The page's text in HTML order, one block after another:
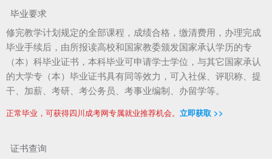
毕业要求
修完教学计划规定的全部课程，成绩合格，缴清费用，办理完成
毕业手续后，由所报读高校和国家教委颁发国家承认学历的专
（本）科毕业证书，本科毕业可申请学士学位，与其它国家承认
的大学专（本）毕业证书具有同等效力，可入社保、评职称、提
干、加薪、考研、考公务员、考事业编制、办留学等。
正常毕业，可获得四川成考网专属就业推荐机会。 立即获取 >>
证书查询